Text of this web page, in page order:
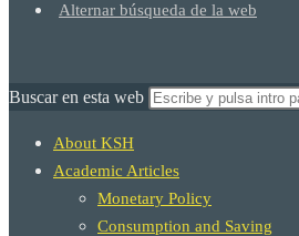
Alternar búsqueda de la web
Buscar en esta web
About KSH
Academic Articles
Monetary Policy
Consumption and Saving